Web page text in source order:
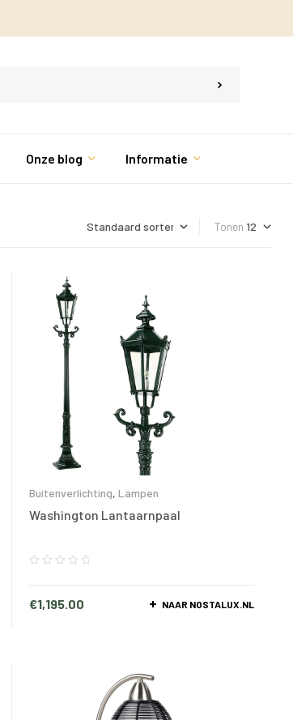
Onze blog Informatie
Tonen
Buitenverlichting, Lampen
Washington Lantaarnpaal
€1,195.00 NAAR NOSTALUX.NL